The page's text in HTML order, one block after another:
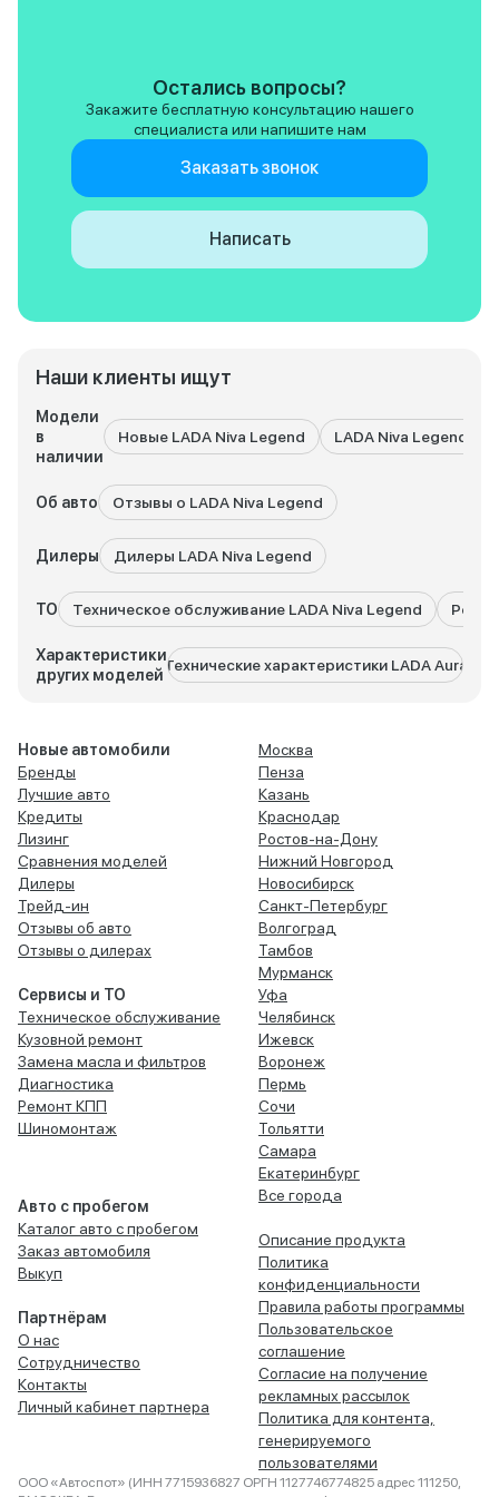
Наши клиенты ищут
Модели
в
наличии
Новые LADA Niva Legend LADA Niva Legend с
Об авто Отзывы о LADA Niva Legend
Дилеры Дилеры LADA Niva Legend
ТО Техническое обслуживание LADA Niva Legend
Характеристики
других моделей
Технические характеристики LADA Aura
дешевые и
огромный плюс!
Остались вопросы?
Закажите бесплатную консультацию нашего
специалиста или напишите нам
Заказать звонок
Написать
Новые автомобили
Бренды
Лучшие авто
Кредиты
Лизинг
Сравнения моделей
Дилеры
Трейд-ин
Отзывы об авто
Отзывы о дилерах
Сервисы и ТО
Техническое обслуживание
Кузовной ремонт
Замена масла и фильтров
Диагностика
Ремонт КПП
Шиномонтаж
Авто с пробегом
Каталог авто с пробегом
Заказ автомобиля
Выкуп
Партнёрам
О нас
Сотрудничество
Контакты
Личный кабинет партнера
Москва
Пенза
Казань
Краснодар
Ростов-на-Дону
Нижний Новгород
Новосибирск
Санкт-Петербург
Волгоград
Тамбов
Мурманск
Уфа
Челябинск
Ижевск
Воронеж
Пермь
Сочи
Тольятти
Самара
Екатеринбург
Все города
Описание продукта
Политика
конфиденциальности
Правила работы программы
Пользовательское
соглашение
Согласие на получение
рекламных рассылок
Политика для контента,
генерируемого
пользователями
ООО «Автоспот» (ИНН 7715936827 ОРГН 1127746774825 адрес 111250,